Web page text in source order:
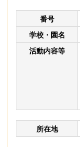
番号
学校・園名
活動内容等
所在地